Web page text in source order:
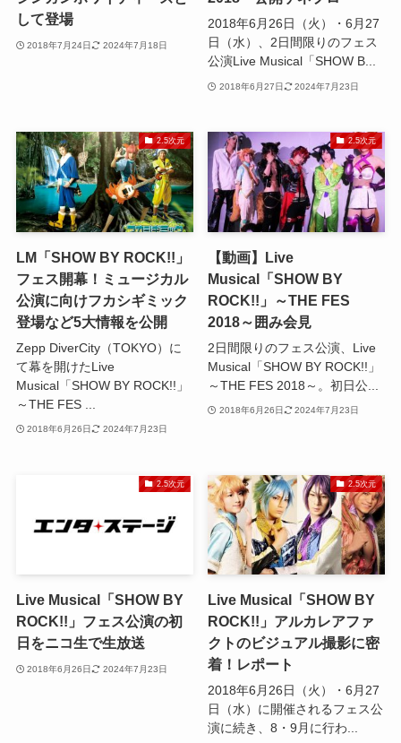
して登場
2018年7月24日 2024年7月18日
2018年6月26日（火）・6月27
日（水）、2日間限りのフェス
公演Live Musical「SHOW B...
2018年6月27日 2024年7月23日
2.5次元
LM「SHOW BY ROCK!!」
フェス開幕！ミュージカル
公演に向けフカシギミック
登場など5大情報を公開
Zepp DiverCity（TOKYO）に
て幕を開けたLive
Musical「SHOW BY ROCK!!」
～THE FES ...
2018年6月26日 2024年7月23日
2.5次元
【動画】Live
Musical「SHOW BY
ROCK!!」～THE FES
2018～囲み会見
2日間限りのフェス公演、Live
Musical「SHOW BY ROCK!!」
～THE FES 2018～。初日公...
2018年6月26日 2024年7月23日
2.5次元
Live Musical「SHOW BY
ROCK!!」フェス公演の初
日をニコ生で生放送
2018年6月26日 2024年7月23日
2.5次元
Live Musical「SHOW BY
ROCK!!」アルカレアファ
クトのビジュアル撮影に密
着！レポート
2018年6月26日（火）・6月27
日（水）に開催されるフェス公
演に続き、8・9月に行わ...